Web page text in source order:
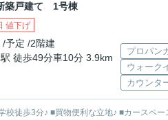
築戸建て 1号棟
値下げ
予定 /2階建
駅 徒歩49分車10分 3.9km
プロパン
ウォーク
カウンタ
徒歩3分♪ ■買物便利な立地♪ ■カースペ